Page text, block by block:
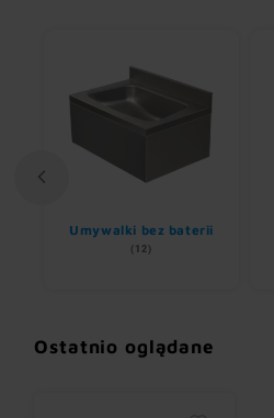
Umywalki bez baterii
(12)
Ostatnio oglądane